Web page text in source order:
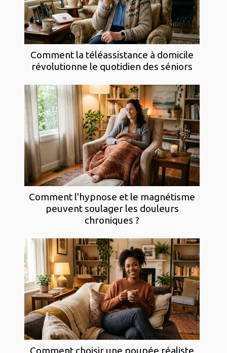
Comment la téléassistance à domicile
révolutionne le quotidien des séniors
Comment l'hypnose et le magnétisme
peuvent soulager les douleurs
chroniques ?
Comment choisir une poupée réaliste